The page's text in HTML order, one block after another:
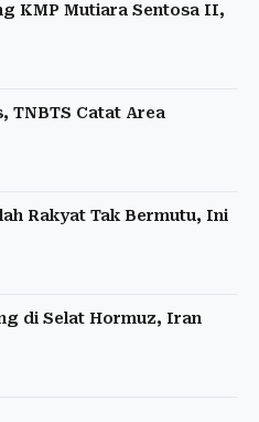
KMP Mutiara Sentosa II,
TNBTS Catat Area
Rakyat Tak Bermutu, Ini
di Selat Hormuz, Iran